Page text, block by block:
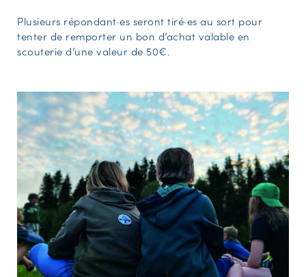
Plusieurs répondant·es seront tiré·es au sort pour
tenter de remporter un bon d’achat valable en
scouterie d’une valeur de 50€.